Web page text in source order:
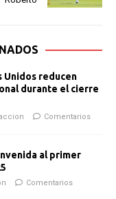
reducen
durante el cierre
Comentarios
al primer
Comentarios